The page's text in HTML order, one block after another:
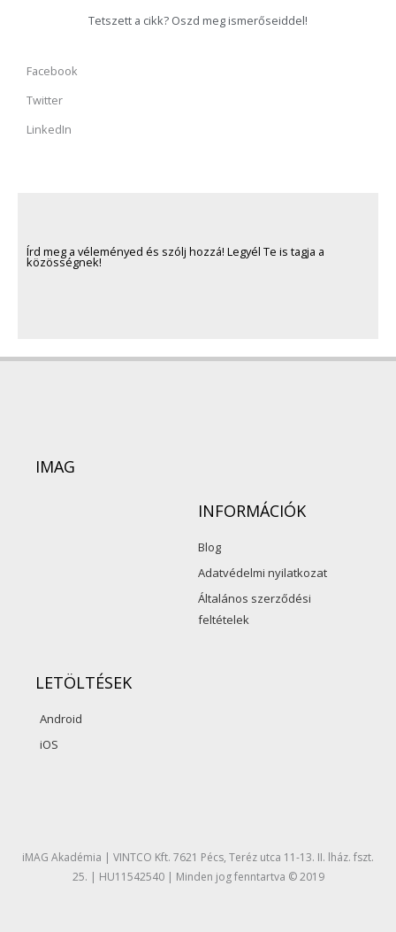
Tetszett a cikk? Oszd meg ismerőseiddel!
Facebook
Twitter
LinkedIn
Írd meg a véleményed és szólj hozzá! Legyél Te is tagja a
közösségnek!
IMAG
INFORMÁCIÓK
Blog
Adatvédelmi nyilatkozat
Általános szerződési
feltételek
LETÖLTÉSEK
Android
iOS
o
o
b
e
g
r
iMAG Akadémia | VINTCO Kft. 7621 Pécs, Teréz utca 11-13. II. lház. fszt.
25. | HU11542540 | Minden jog fenntartva © 2019